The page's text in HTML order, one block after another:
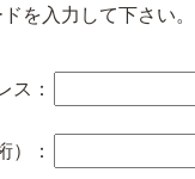
を入力して下さい。
ス：
）：